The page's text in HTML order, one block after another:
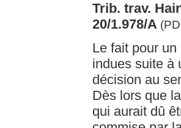
Trib. trav.
20/1.978/A
Le fait pour
indues suite à
décision au
Dès lors que
qui aurait dû